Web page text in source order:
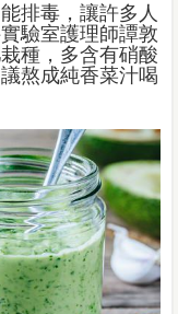
排毒，讓許多人
驗室護理師譚敦
種，多含有硝酸
熬成純香菜汁喝